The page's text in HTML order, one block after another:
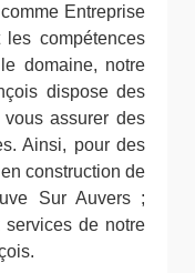
Entreprise
les compétences
domaine, notre
dispose des
assurer des
Ainsi, pour des
construction de
Sur Auvers ;
services de notre